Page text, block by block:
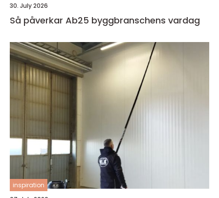
30. July 2026
Så påverkar Ab25 byggbranschens vardag
inspiration